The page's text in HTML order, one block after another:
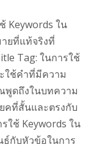
Keywords ใน
ยที่แท้จริงที่
Tag: ในการใช้
ใช้คำที่มีความ
ดถึงในบทความ
คที่สั้นและตรงกับ
ใช้ Keywords ใน
กับหัวข้อในการ